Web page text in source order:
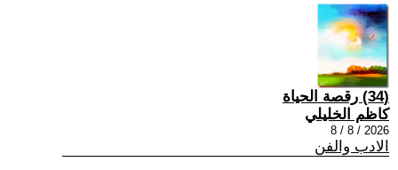
(34) رقصة الحياة
كاظم الخليلي
2026 / 8 / 8
الادب والفن